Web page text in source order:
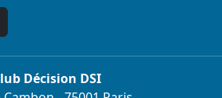
Décision DSI